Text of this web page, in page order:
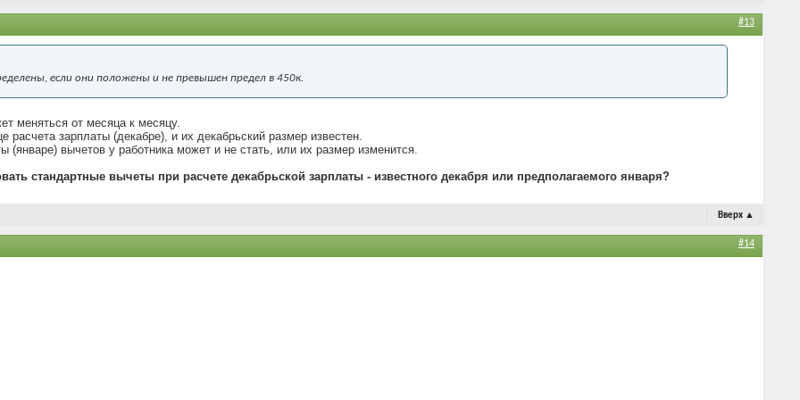
#13
если они положены и не превышен предел в 450к.
меняться от месяца к месяцу.
зарплаты (декабре), и их декабрьский размер известен.
вычетов у работника может и не стать, или их размер изменится.
стандартные вычеты при расчете декабрьской зарплаты - известного декабря или предполагаемого января?
Вверх ▲
#14